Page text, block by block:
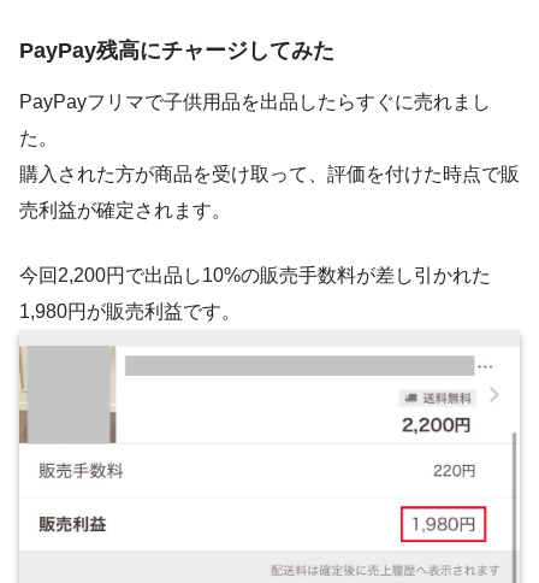
PayPay残高にチャージしてみた
PayPayフリマで子供用品を出品したらすぐに売れまし
た。
購入された方が商品を受け取って、評価を付けた時点で販
売利益が確定されます。
今回2,200円で出品し10%の販売手数料が差し引かれた
1,980円が販売利益です。